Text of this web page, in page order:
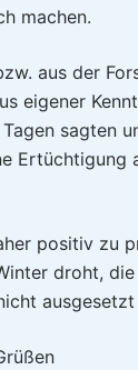
machen.
aus der
eigener
sagten
Ertüchtigung
positiv zu
droht,